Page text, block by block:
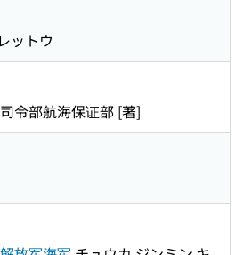
ットウ
令部航海保证部 [著]